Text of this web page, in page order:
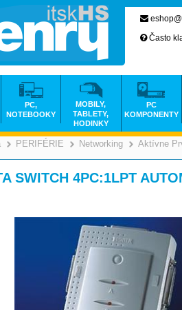
>
PERIFÉRIE >
Networking Aktívne
SWITCH 4PC:1LPT
Často
PC,
NOTEBOOKY
MOBILY,
TABLETY,
HODINKY
PC
KOMPONENTY